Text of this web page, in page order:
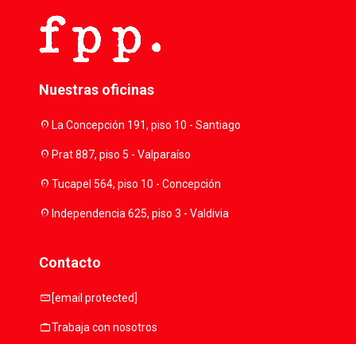
Nuestras oficinas
location_onLa Concepción 191, piso 10 - Santiago
location_onPrat 887, piso 5 - Valparaíso
location_onTucapel 564, piso 10 - Concepción
location_onIndependencia 625, piso 3 - Valdivia
Contacto
mail [email protected]
workTrabaja con nosotros